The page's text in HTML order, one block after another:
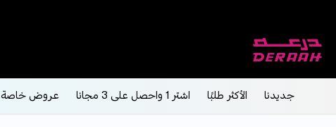
جديدنا الأكثر طلبًا اشتر 1 واحصل على 3 مجانا عروض خاصة